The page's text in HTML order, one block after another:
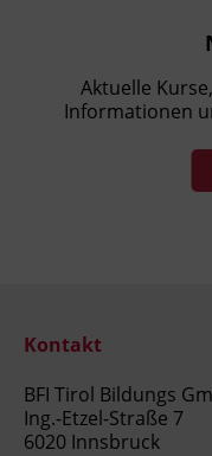
Aktuelle
Informationen
Kontakt
BFI Tirol Bildungs
Ing.-Etzel-Straße 7
6020 Innsbruck